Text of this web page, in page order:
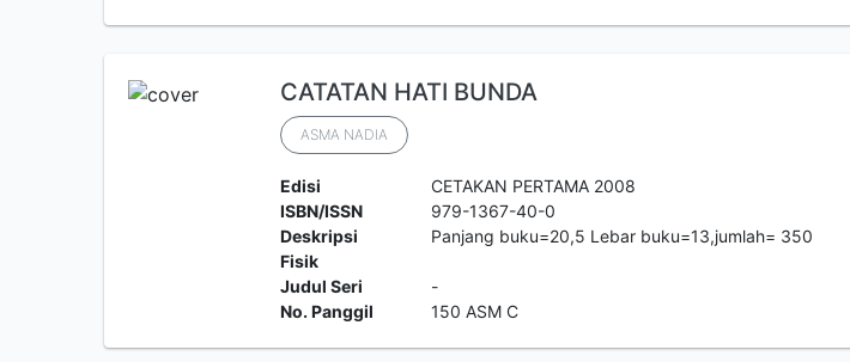
CATATAN HATI BUNDA
ASMA NADIA
Edisi
CETAKAN PERTAMA 2008
ISBN/ISSN
979-1367-40-0
Deskripsi
Fisik
Panjang buku=20,5 Lebar buku=13,jumlah= 350
Judul Seri
-
No. Panggil
150 ASM C